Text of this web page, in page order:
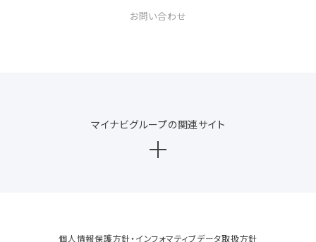
お問い合わせ
マイナビグループの関連サイト
個人情報保護方針・インフォマティブデータ取扱方針